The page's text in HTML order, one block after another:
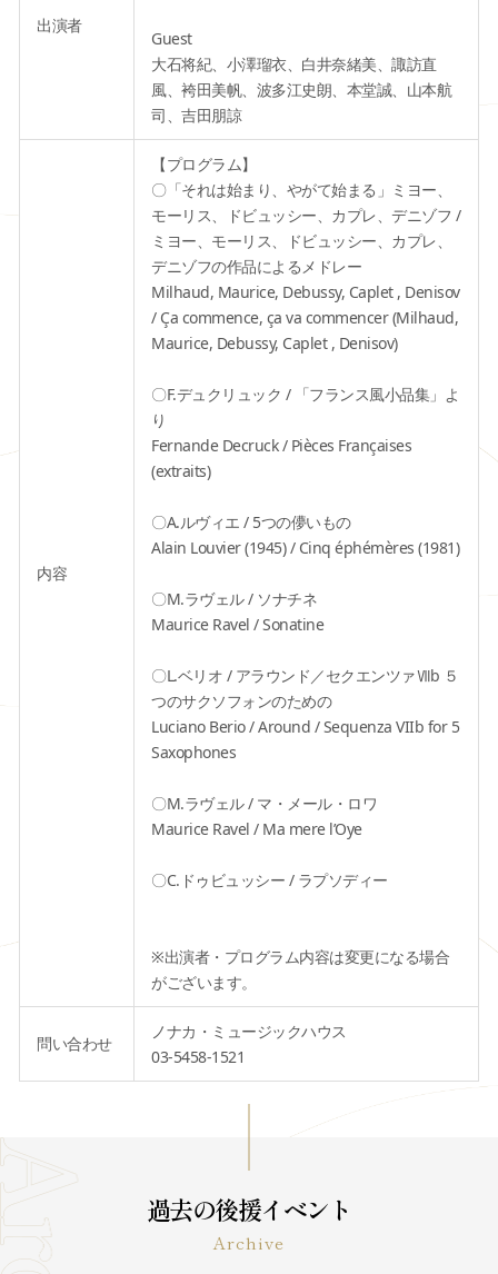
出演者
Guest
大石将紀、小澤瑠衣、白井奈緒美、諏訪直
風、袴田美帆、波多江史朗、本堂誠、山本航
司、吉田朋諒
内容
【プログラム】
〇「それは始まり、やがて始まる」ミヨー、
モーリス、ドビュッシー、カプレ、デニゾフ /
ミヨー、モーリス、ドビュッシー、カプレ、
デニゾフの作品によるメドレー
Milhaud, Maurice, Debussy, Caplet , Denisov
/ Ça commence, ça va commencer (Milhaud,
Maurice, Debussy, Caplet , Denisov)
〇F.デュクリュック / 「フランス風小品集」よ
り
Fernande Decruck / Pièces Françaises
(extraits)
〇A.ルヴィエ / 5つの儚いもの
Alain Louvier (1945) / Cinq éphémères (1981)
〇M.ラヴェル / ソナチネ
Maurice Ravel / Sonatine
〇L.ベリオ / アラウンド／セクエンツァⅦb ５
つのサクソフォンのための
Luciano Berio / Around / Sequenza VIIb for 5
Saxophones
〇M.ラヴェル / マ・メール・ロワ
Maurice Ravel / Ma mere l’Oye
〇C.ドゥビュッシー / ラプソディー
※出演者・プログラム内容は変更になる場合
がございます。
問い合わせ
ノナカ・ミュージックハウス
03-5458-1521
過去の後援イベント
Archive